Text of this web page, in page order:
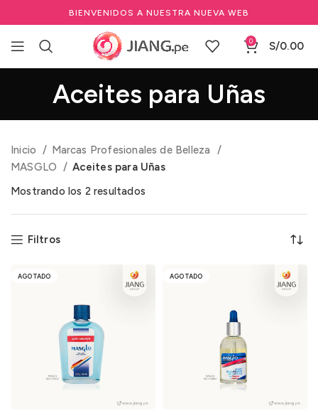
BIENVENIDOS A NUESTRA NUEVA WEB
0 S/0.00
Aceites para Uñas
Inicio
Marcas Profesionales de Belleza
MASGLO
Aceites para Uñas
Mostrando los 2 resultados
Filtros
AGOTADO AGOTADO